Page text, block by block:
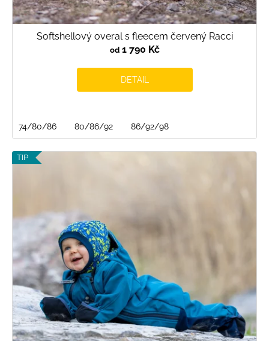
Softshellový overal s fleecem červený Racci
od1 790 Kč
DETAIL
74/80/86 80/86/92 86/92/98
TIP